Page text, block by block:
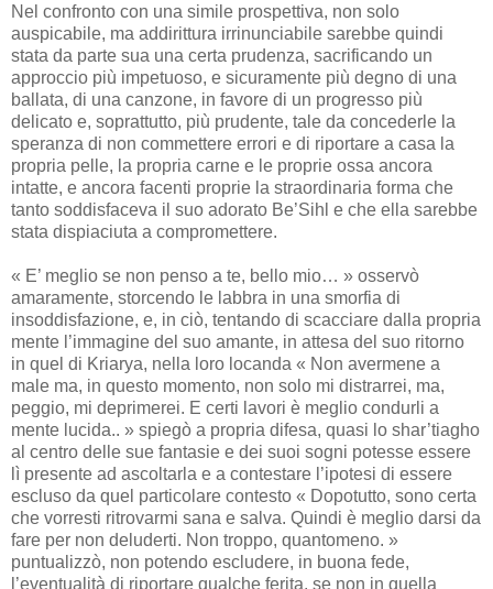
Nel confronto con una simile prospettiva, non solo
auspicabile, ma addirittura irrinunciabile sarebbe quindi
stata da parte sua una certa prudenza, sacrificando un
approccio più impetuoso, e sicuramente più degno di una
ballata, di una canzone, in favore di un progresso più
delicato e, soprattutto, più prudente, tale da concederle la
speranza di non commettere errori e di riportare a casa la
propria pelle, la propria carne e le proprie ossa ancora
intatte, e ancora facenti proprie la straordinaria forma che
tanto soddisfaceva il suo adorato Be’Sihl e che ella sarebbe
stata dispiaciuta a compromettere.
« E’ meglio se non penso a te, bello mio… » osservò
amaramente, storcendo le labbra in una smorfia di
insoddisfazione, e, in ciò, tentando di scacciare dalla propria
mente l’immagine del suo amante, in attesa del suo ritorno
in quel di Kriarya, nella loro locanda « Non avermene a
male ma, in questo momento, non solo mi distrarrei, ma,
peggio, mi deprimerei. E certi lavori è meglio condurli a
mente lucida.. » spiegò a propria difesa, quasi lo shar’tiagho
al centro delle sue fantasie e dei suoi sogni potesse essere
lì presente ad ascoltarla e a contestare l’ipotesi di essere
escluso da quel particolare contesto « Dopotutto, sono certa
che vorresti ritrovarmi sana e salva. Quindi è meglio darsi da
fare per non deluderti. Non troppo, quantomeno. »
puntualizzò, non potendo escludere, in buona fede,
l’eventualità di riportare qualche ferita, se non in quella